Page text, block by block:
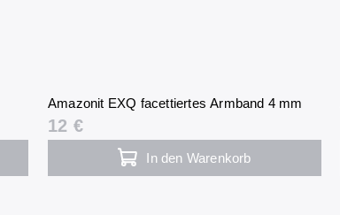
Amazonit EXQ facettiertes Armband 4 mm
12 €
In den Warenkorb